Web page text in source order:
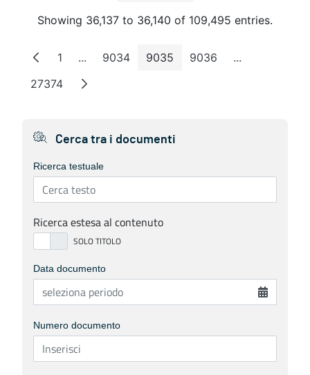
Showing 36,137 to 36,140 of 109,495 entries.
Page
1 ...Intermediate Pages
Page
9034 Page
9035 Page
9036 ...Intermediate
Page
27374
Cerca tra i documenti
Ricerca testuale
Ricerca estesa al contenuto
Data documento
Numero documento